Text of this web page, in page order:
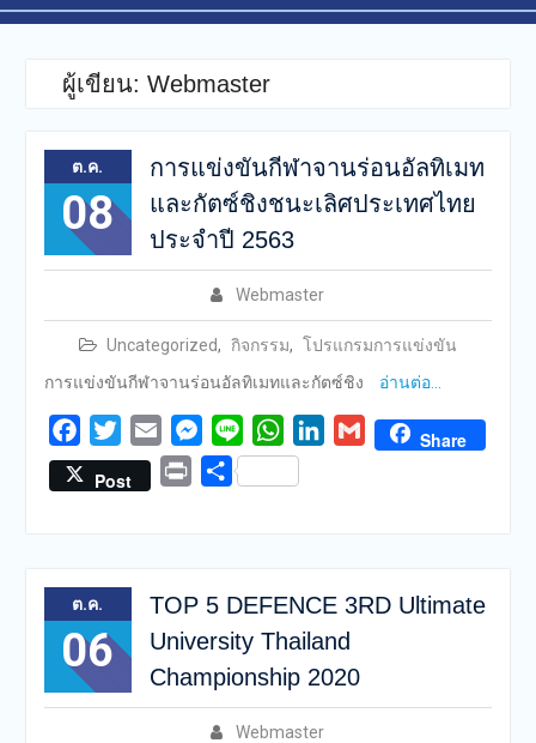
ผู้เขียน: Webmaster
ต.ค.
08
การแข่งขันกีฬาจานร่อนอัลทิเมท
และกัตซ์ชิงชนะเลิศประเทศไทย
ประจำปี 2563
Webmaster
Uncategorized, กิจกรรม, โปรแกรมการแข่งขัน
การแข่งขันกีฬาจานร่อนอัลทิเมทและกัตซ์ชิง
อ่านต่อ…
FacebookTwitterEmail Messenger
Line WhatsAppLinkedIn
Gmail Share
Post
Print Share
ต.ค.
06
TOP 5 DEFENCE 3RD Ultimate
University Thailand
Championship 2020
Webmaster